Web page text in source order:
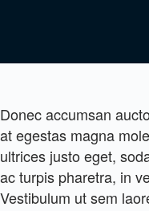
Donec accumsan
at egestas magna
ultrices justo eget,
ac turpis pharetra, in
Vestibulum ut sem